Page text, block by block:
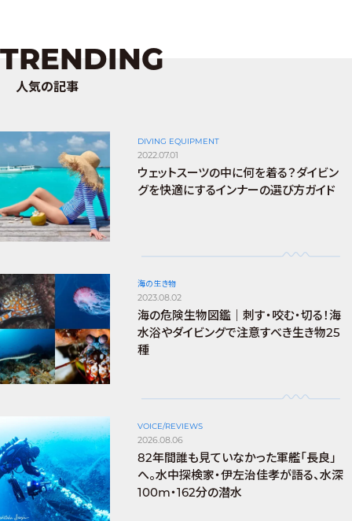
TRENDING
人気の記事
DIVING EQUIPMENT
2022.07.01
ウェットスーツの中に何を着る？ダイビン
グを快適にするインナーの選び方ガイド
海の生き物
2023.08.02
海の危険生物図鑑｜刺す・咬む・切る！海
水浴やダイビングで注意すべき生き物25
種
VOICE/REVIEWS
2026.08.06
82年間誰も見ていなかった軍艦「長良」
へ。水中探検家・伊左治佳孝が語る、水深
100m・162分の潜水